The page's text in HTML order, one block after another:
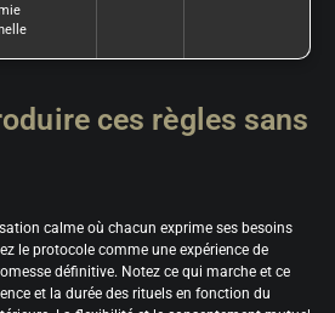
ces règles sans
calme où chacun exprime ses besoins
le protocole comme une expérience de
définitive. Notez ce qui marche et ce
et la durée des rituels en fonction du